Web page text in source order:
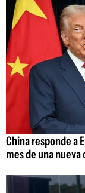
China responde a
mes de una